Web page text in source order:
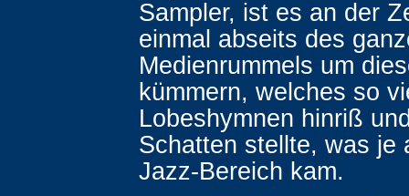
Sampler, ist es an der
einmal abseits des
Medienrummels um
kümmern, welches so
Lobeshymnen hinriß
Schatten stellte, was je
Jazz-Bereich kam.